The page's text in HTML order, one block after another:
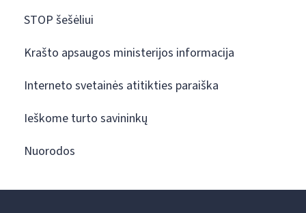
STOP šešėliui
Krašto apsaugos ministerijos informacija
Interneto svetainės atitikties paraiška
Ieškome turto savininkų
Nuorodos